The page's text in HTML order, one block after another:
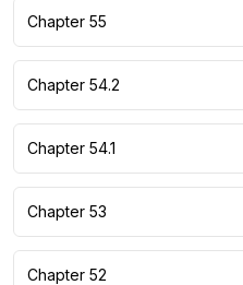
Chapter 55
Chapter 54.2
Chapter 54.1
Chapter 53
Chapter 52